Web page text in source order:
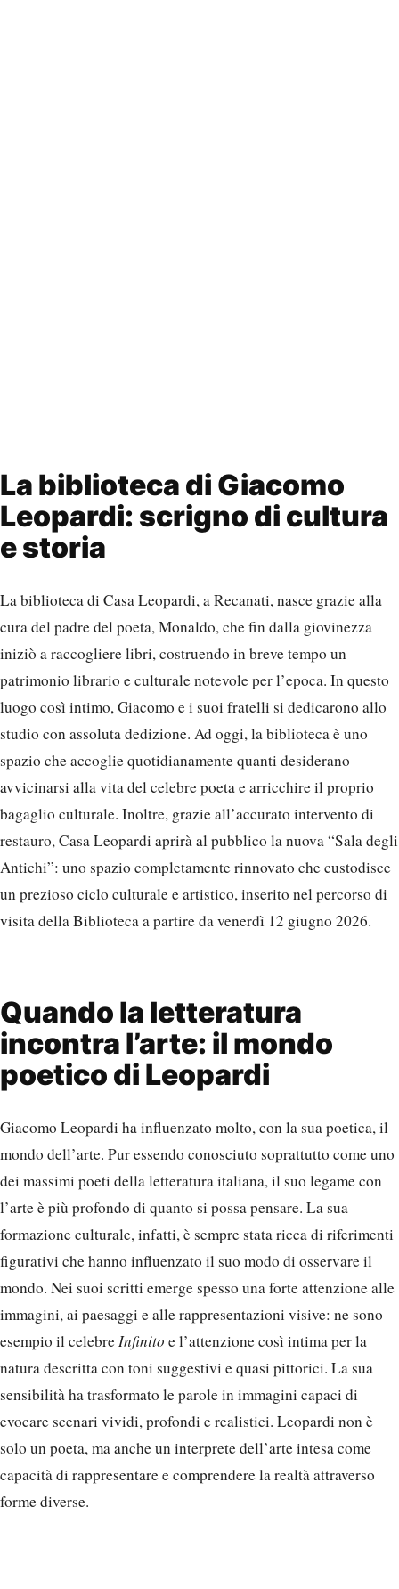
La biblioteca di Giacomo
Leopardi: scrigno di cultura
e storia
La biblioteca di Casa Leopardi, a Recanati, nasce grazie alla
cura del padre del poeta, Monaldo, che fin dalla giovinezza
iniziò a raccogliere libri, costruendo in breve tempo un
patrimonio librario e culturale notevole per l’epoca. In questo
luogo così intimo, Giacomo e i suoi fratelli si dedicarono allo
studio con assoluta dedizione. Ad oggi, la biblioteca è uno
spazio che accoglie quotidianamente quanti desiderano
avvicinarsi alla vita del celebre poeta e arricchire il proprio
bagaglio culturale. Inoltre, grazie all’accurato intervento di
restauro, Casa Leopardi aprirà al pubblico la nuova “Sala degli
Antichi”: uno spazio completamente rinnovato che custodisce
un prezioso ciclo culturale e artistico, inserito nel percorso di
visita della Biblioteca a partire da venerdì 12 giugno 2026.
Quando la letteratura
incontra l’arte: il mondo
poetico di Leopardi
Giacomo Leopardi ha influenzato molto, con la sua poetica, il
mondo dell’arte. Pur essendo conosciuto soprattutto come uno
dei massimi poeti della letteratura italiana, il suo legame con
l’arte è più profondo di quanto si possa pensare. La sua
formazione culturale, infatti, è sempre stata ricca di riferimenti
figurativi che hanno influenzato il suo modo di osservare il
mondo. Nei suoi scritti emerge spesso una forte attenzione alle
immagini, ai paesaggi e alle rappresentazioni visive: ne sono
esempio il celebre Infinito e l’attenzione così intima per la
natura descritta con toni suggestivi e quasi pittorici. La sua
sensibilità ha trasformato le parole in immagini capaci di
evocare scenari vividi, profondi e realistici. Leopardi non è
solo un poeta, ma anche un interprete dell’arte intesa come
capacità di rappresentare e comprendere la realtà attraverso
forme diverse.